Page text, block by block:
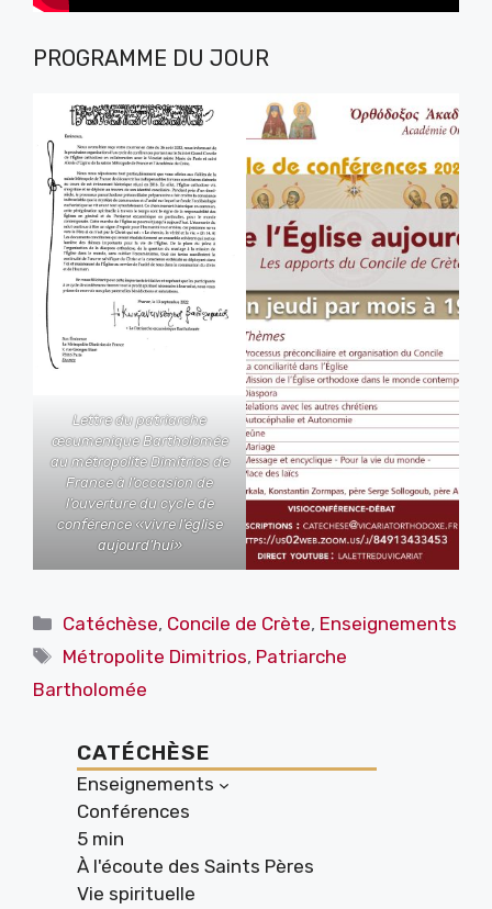
PROGRAMME DU JOUR
Lettre du patriarche
œcumenique Bartholomée
au métropolite Dimitrios de
France à l’occasion de
l’ouverture du cycle de
conférence «vivre l’église
aujourd’hui»
Catégories
Catéchèse, Concile de Crète, Enseignements
Étiquettes
Métropolite Dimitrios, Patriarche
Bartholomée
CATÉCHÈSE
Enseignements
Conférences
5 min
À l'écoute des Saints Pères
Vie spirituelle